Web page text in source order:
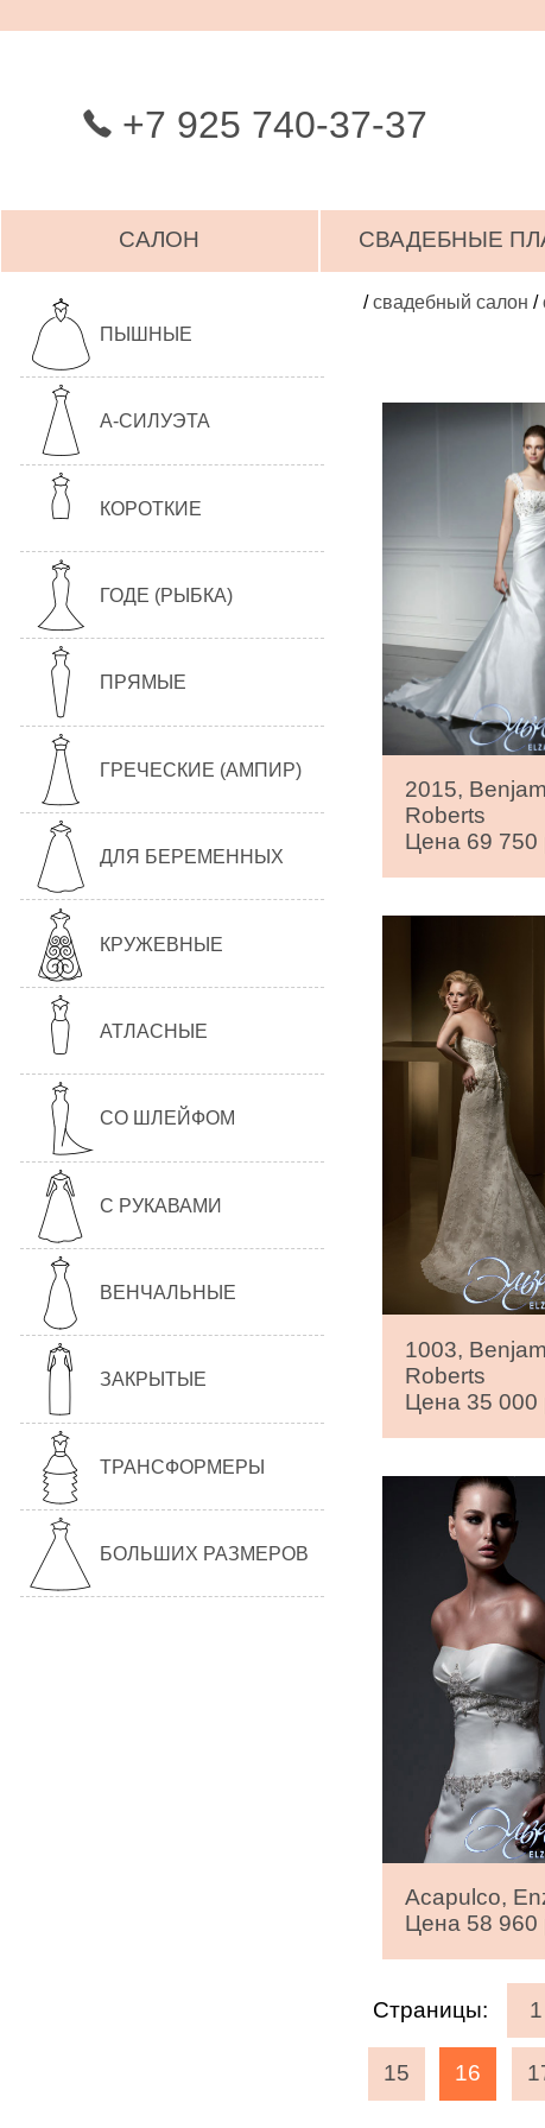
+7 925 740-37-37
САЛОН СВАДЕБНЫЕ
ПЫШНЫЕ
А-СИЛУЭТА
КОРОТКИЕ
ГОДЕ (РЫБКА)
ПРЯМЫЕ
ГРЕЧЕСКИЕ (АМПИР)
ДЛЯ БЕРЕМЕННЫХ
КРУЖЕВНЫЕ
АТЛАСНЫЕ
СО ШЛЕЙФОМ
С РУКАВАМИ
ВЕНЧАЛЬНЫЕ
ЗАКРЫТЫЕ
ТРАНСФОРМЕРЫ
БОЛЬШИХ РАЗМЕРОВ
/свадебный салон /
2015,
Roberts
Цена 69 750
1003,
Roberts
Цена 35 000
Acapulco,
Цена 58 960
Страницы: 1
15 16